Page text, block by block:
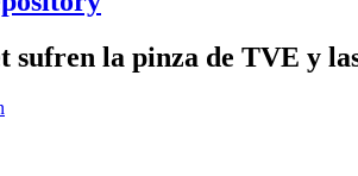
sufren la pinza de TVE y